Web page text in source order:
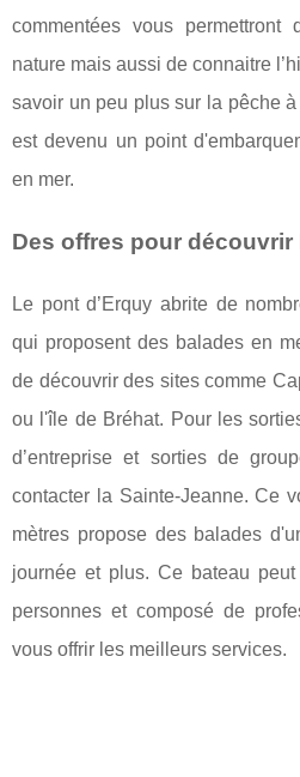
commentées vous permettront
nature mais aussi de connaitre
savoir un peu plus sur la pêche à
est devenu un point
en mer.
Des offres pour découvrir
Le pont d’Erquy abrite de
qui proposent des balades en
de découvrir des sites comme
ou l'île de Bréhat. Pour les
d’entreprise et sorties de
contacter la Sainte-Jeanne. Ce
mètres propose des balades
journée et plus. Ce bateau peut
personnes et composé de
vous offrir les meilleurs services.